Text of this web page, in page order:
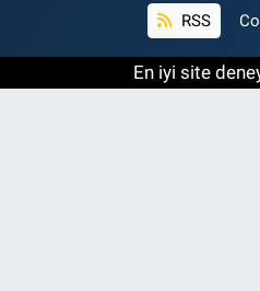
RSS
En iyi site